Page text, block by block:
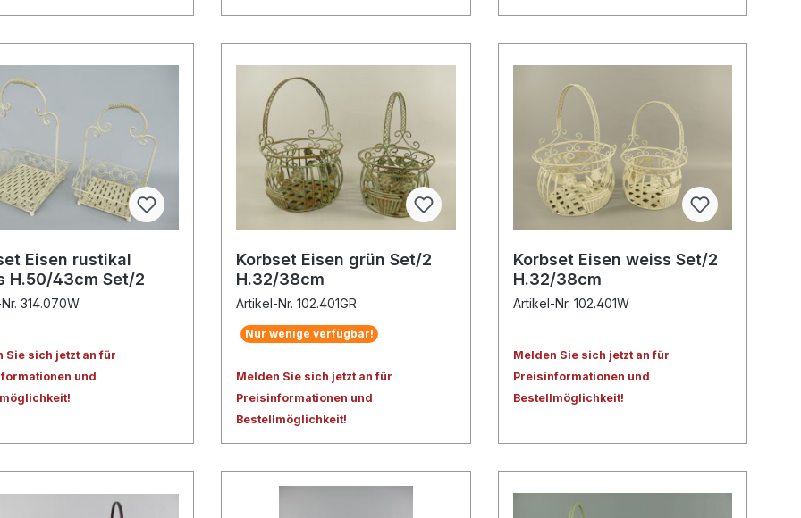
Eisen rustikal
H.50/43cm Set/2
314.070W
Sie sich jetzt an für
und
Korbset Eisen grün Set/2
H.32/38cm
Artikel-Nr. 102.401GR
Nur wenige verfügbar!
Melden Sie sich jetzt an für
Preisinformationen und
Bestellmöglichkeit!
Korbset Eisen weiss Set/2
H.32/38cm
Artikel-Nr. 102.401W
Melden Sie sich jetzt an für
Preisinformationen und
Bestellmöglichkeit!